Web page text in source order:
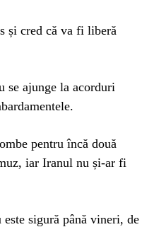
și cred că va fi liberă
se ajunge la acorduri
pentru încă două
iar Iranul nu și-ar fi
sigură până vineri, de